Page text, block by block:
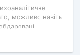
можливо навіть